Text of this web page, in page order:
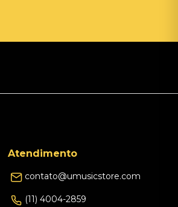
Atendimento
contato@umusicstore.com
(11) 4004-2859